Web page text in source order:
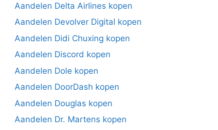
Aandelen Delta Airlines kopen
Aandelen Devolver Digital kopen
Aandelen Didi Chuxing kopen
Aandelen Discord kopen
Aandelen Dole kopen
Aandelen DoorDash kopen
Aandelen Douglas kopen
Aandelen Dr. Martens kopen